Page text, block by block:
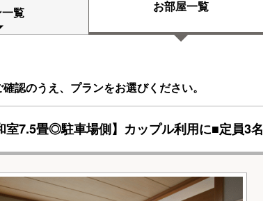
覧 お部屋一覧
認のうえ、プランをお選びください。
室7.5畳◎駐車場側】カップル利用に■定員3名